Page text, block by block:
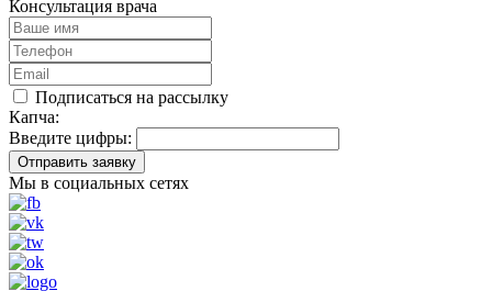
Консультация врача
Подписаться на рассылку
Капча:
Введите цифры:
Отправить заявку
Мы в социальных сетях